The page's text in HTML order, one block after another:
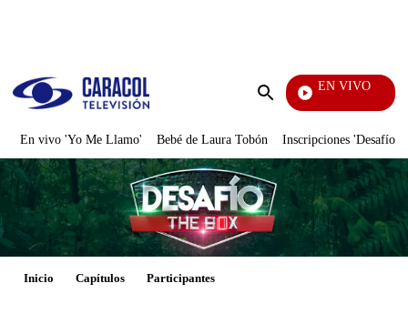
Enviar
EN VIVO
También Caerás
En vivo 'Yo Me Llamo' Bebé de Laura Tobón Inscripciones 'Desafío'
Inicio Capítulos Participantes